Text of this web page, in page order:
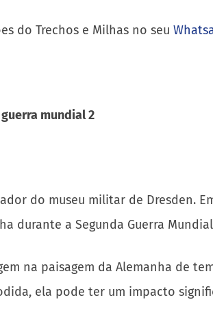
do Trechos e Milhas no seu
mundial 2
do museu militar de Dresden.
durante a Segunda Guerra
na paisagem da Alemanha de
ela pode ter um impacto